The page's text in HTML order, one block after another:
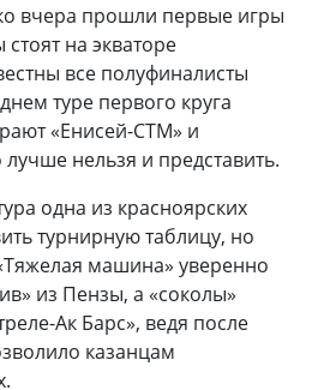
вчера прошли первые игры
на экваторе
все полуфиналисты
туре первого круга
«Енисей-СТМ» и
нельзя и представить.
одна из красноярских
турнирную таблицу, но
машина» уверенно
из Пензы, а «соколы»
Ак Барс», ведя после
казанцам